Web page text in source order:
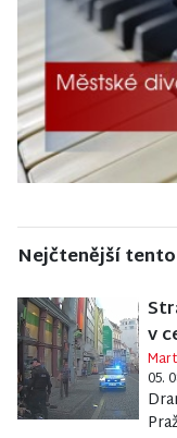
Nejčtenější
v
05.